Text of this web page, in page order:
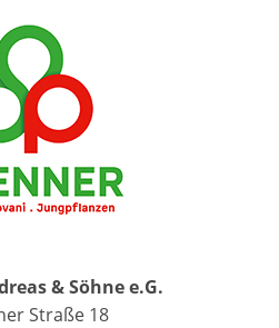
& Söhne e.G.
Straße 18